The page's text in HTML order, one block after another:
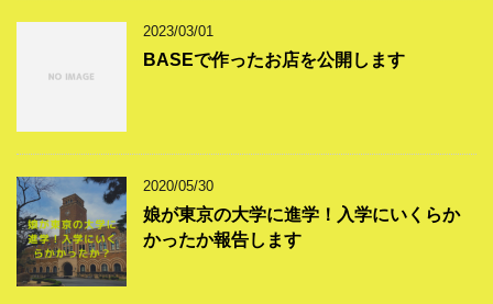
2023/03/01
BASEで作ったお店を公開します
2020/05/30
娘が東京の大学に進学！入学にいくらか
かったか報告します